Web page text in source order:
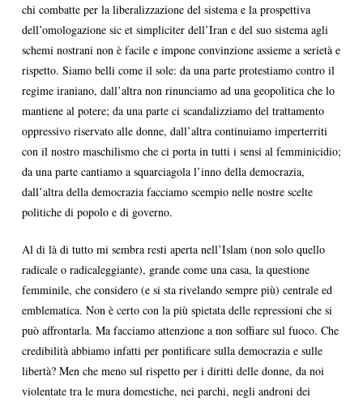
chi combatte per la liberalizzazione del sistema e la prospettiva
dell’omologazione sic et simpliciter dell’Iran e del suo sistema agli
schemi nostrani non è facile e impone convinzione assieme a serietà e
rispetto. Siamo belli come il sole: da una parte protestiamo contro il
regime iraniano, dall’altra non rinunciamo ad una geopolitica che lo
mantiene al potere; da una parte ci scandalizziamo del trattamento
oppressivo riservato alle donne, dall’altra continuiamo imperterriti
con il nostro maschilismo che ci porta in tutti i sensi al femminicidio;
da una parte cantiamo a squarciagola l’inno della democrazia,
dall’altra della democrazia facciamo scempio nelle nostre scelte
politiche di popolo e di governo.
Al di là di tutto mi sembra resti aperta nell’Islam (non solo quello
radicale o radicaleggiante), grande come una casa, la questione
femminile, che considero (e si sta rivelando sempre più) centrale ed
emblematica. Non è certo con la più spietata delle repressioni che si
può affrontarla. Ma facciamo attenzione a non soffiare sul fuoco. Che
credibilità abbiamo infatti per pontificare sulla democrazia e sulle
libertà? Men che meno sul rispetto per i diritti delle donne, da noi
violentate tra le mura domestiche, nei parchi, negli androni dei